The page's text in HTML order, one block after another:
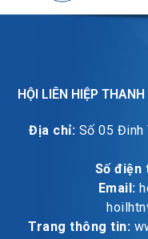
HỘI LIÊN HIỆP
Địa chỉ: Số 05 Đinh
Số điện
Email:
Trang thông tin: